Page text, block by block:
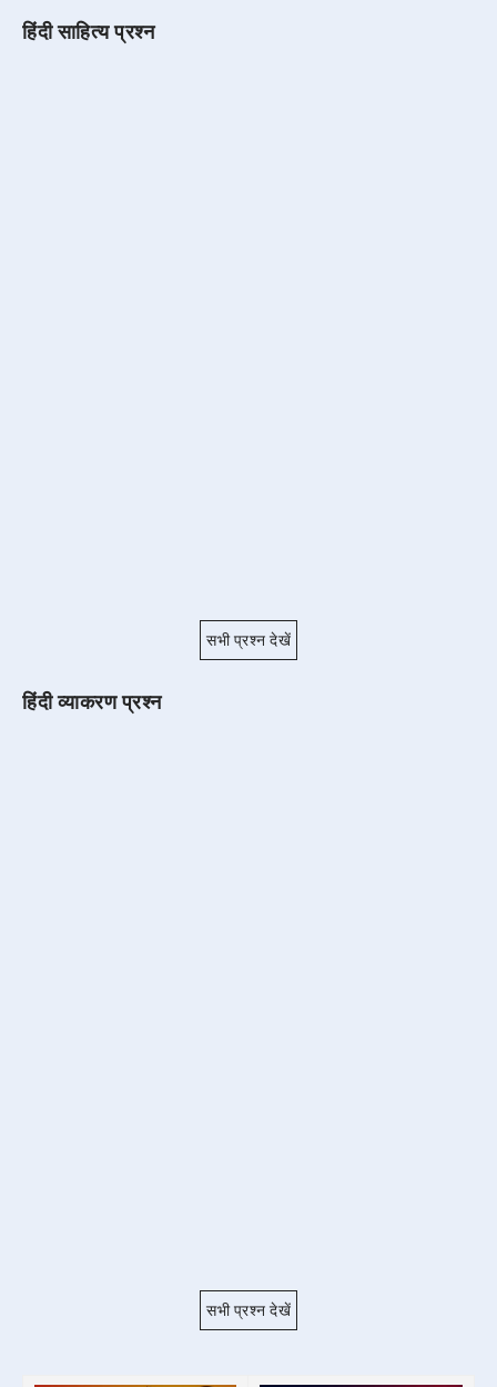
हिंदी साहित्य प्रश्न
सभी प्रश्न देखें
हिंदी व्याकरण प्रश्न
सभी प्रश्न देखें